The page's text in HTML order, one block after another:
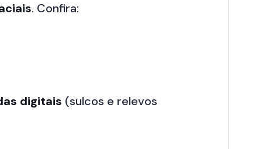
. Confira:
digitais (sulcos e relevos